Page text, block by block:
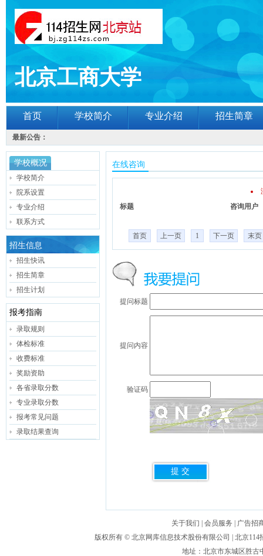
北京工商大学
首页 学校简介 专业介绍 招生简章
最新公告：
学校概况
学校简介
院系设置
专业介绍
联系方式
招生信息
招生快讯
招生简章
招生计划
报考指南
录取规则
体检标准
收费标准
奖励资助
各省录取分数
专业录取分数
报考常见问题
录取结果查询
在线咨询
标题
咨询用户
首页 上一页 1 下一页 末页
提问标题
提问内容
验证码
关于我们 会员服务
广告招
版权所有 © 北京网库信息技术股份有限公司
| 北京
地址：北京市东城区胜